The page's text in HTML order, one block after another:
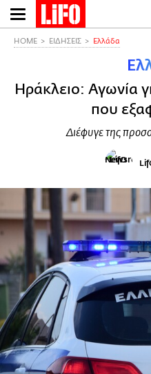
Παράκαμψη
προς
HOME ΕΙΔΗΣΕΙΣ Ελλάδα
Ηράκλειο: Αγωνία
που
Διέφυγε της